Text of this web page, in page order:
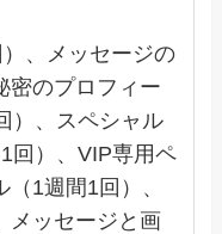
、メッセージの
密のプロフィー
）、スペシャル
回）、VIP専用ペ
1週間1回）、
メッセージと画